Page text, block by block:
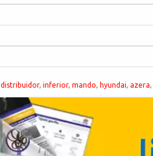
distribuidor, inferior, mando, hyundai, azera,